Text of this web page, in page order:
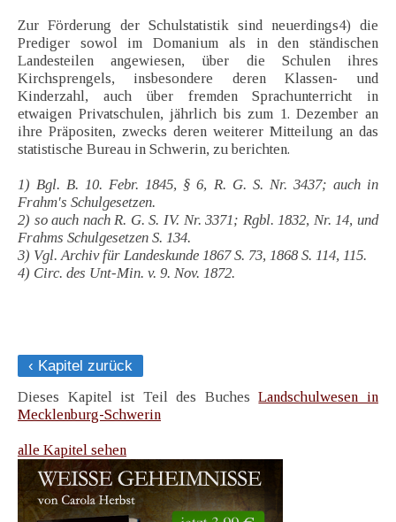
Zur Förderung der Schulstatistik sind neuerdings4) die
Prediger sowol im Domanium als in den ständischen
Landesteilen angewiesen, über die Schulen ihres
Kirchsprengels, insbesondere deren Klassen- und
Kinderzahl, auch über fremden Sprachunterricht in
etwaigen Privatschulen, jährlich bis zum 1. Dezember an
ihre Präpositen, zwecks deren weiterer Mitteilung an das
statistische Bureau in Schwerin, zu berichten.
1) Bgl. B. 10. Febr. 1845, § 6, R. G. S. Nr. 3437; auch in
Frahm's Schulgesetzen.
2) so auch nach R. G. S. IV. Nr. 3371; Rgbl. 1832, Nr. 14, und
Frahms Schulgesetzen S. 134.
3) Vgl. Archiv für Landeskunde 1867 S. 73, 1868 S. 114, 115.
4) Circ. des Unt-Min. v. 9. Nov. 1872.
‹ Kapitel zurück
Dieses Kapitel ist Teil des BuchesLandschulwesen in
Mecklenburg-Schwerin
alle Kapitel sehen